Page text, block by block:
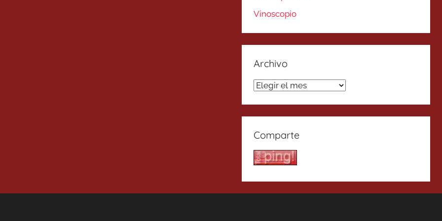
Vinoscopio
Archivo
Archivo
Comparte